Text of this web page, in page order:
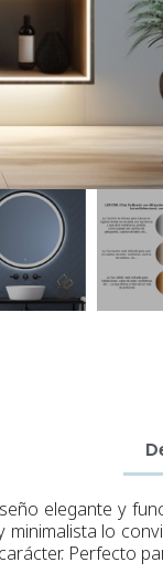
elegante y
lo
Perfecto